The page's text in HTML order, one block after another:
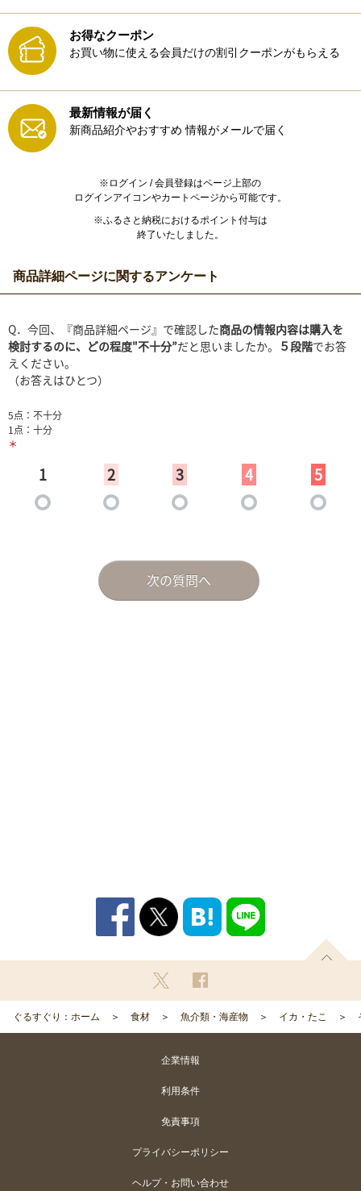
お得なクーポン
お買い物に使える会員だけの割引クーポンがもらえる
最新情報が届く
新商品紹介やおすすめ 情報がメールで届く
※ログイン / 会員登録はページ上部の
ログインアイコンやカートページから可能です。
※ふるさと納税におけるポイント付与は
終了いたしました。
商品詳細ページに関するアンケート
ぐるすぐり：ホーム 食材 魚介類・海産物 イカ・たこ
企業情報
利用条件
免責事項
プライバシーポリシー
ヘルプ・お問い合わせ